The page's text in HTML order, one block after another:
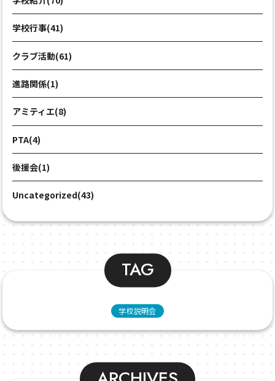
学校行事(41)
クラブ活動(61)
進路関係(1)
アミティエ(8)
PTA(4)
後援会(1)
Uncategorized(43)
TAG
学校説明会